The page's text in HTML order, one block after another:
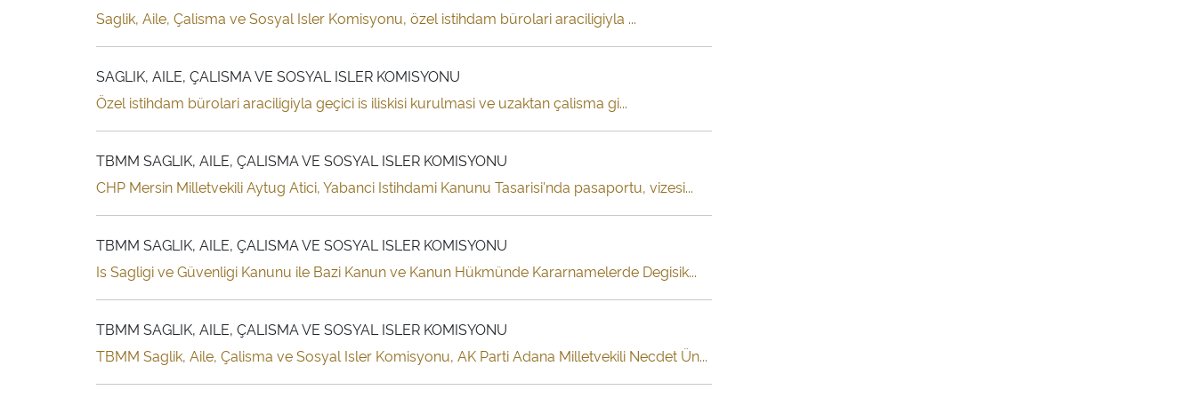
Saglik, Aile, Çalisma ve Sosyal Isler Komisyonu, özel istihdam bürolari araciligiyla ...
SAGLIK, AILE, ÇALISMA VE SOSYAL ISLER KOMISYONU
Özel istihdam bürolari araciligiyla geçici is iliskisi kurulmasi ve uzaktan çalisma gi...
TBMM SAGLIK, AILE, ÇALISMA VE SOSYAL ISLER KOMISYONU
CHP Mersin Milletvekili Aytug Atici, Yabanci Istihdami Kanunu Tasarisi'nda pasaportu, vizesi...
TBMM SAGLIK, AILE, ÇALISMA VE SOSYAL ISLER KOMISYONU
Is Sagligi ve Güvenligi Kanunu ile Bazi Kanun ve Kanun Hükmünde Kararnamelerde Degisik...
TBMM SAGLIK, AILE, ÇALISMA VE SOSYAL ISLER KOMISYONU
TBMM Saglik, Aile, Çalisma ve Sosyal Isler Komisyonu, AK Parti Adana Milletvekili Necdet Ün...